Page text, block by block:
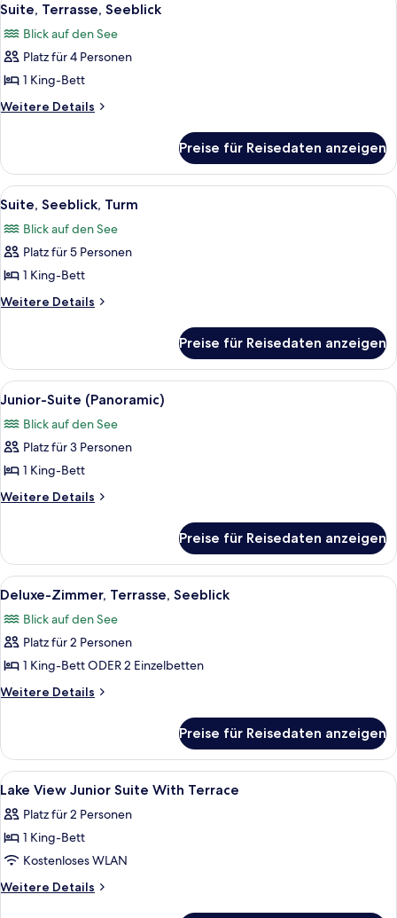
Fotos
für
Suite,
Terrasse,
Seeblick
9
Suite, Terrasse, Seeblick
Blick auf den See
Platz für 4 Personen
1 King-Bett
Weitere Details
Weitere
Terrasse,
Seeblick
Preise für Reisedaten anzeigen
Alle
Fotos
für
Suite,
Seeblick,
Turm
Ein geräumiges Wohnzimmer mit
9
Suite, Seeblick, Turm
Blick auf den See
Platz für 5 Personen
1 King-Bett
Weitere Details
Weitere
Seeblick,
Turm
Preise für Reisedaten anzeigen
Alle
Fotos
für
Junior-
Suite
(Panoramic)
Ein geräumiges Schlafzimmer mit
9
Junior-Suite (Panoramic)
Blick auf den See
Platz für 3 Personen
1 King-Bett
Weitere Details
Weitere
Suite
(Panoramic)
Preise für Reisedaten anzeigen
Alle
Fotos
für
Deluxe-
Zimmer,
Terrasse,
Ein geräumiges Hotelzimmer mit
5
Deluxe-Zimmer, Terrasse, Seeblick
Blick auf den See
Platz für 2 Personen
1 King-Bett ODER 2 Einzelbetten
Weitere Details
Weitere
Zimmer,
Terrasse,
Seeblick
Preise für Reisedaten anzeigen
Alle
Fotos
für
Lake
View
Junior
Hochwertige Bettwaren, kostenlose
4
Lake View Junior Suite With Terrace
Platz für 2 Personen
1 King-Bett
Kostenloses WLAN
Weitere Details
Weitere